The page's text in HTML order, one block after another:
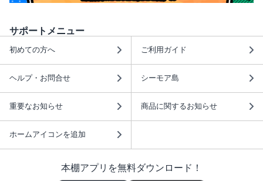
サポートメニュー
初めての方へ ご利用ガイド
ヘルプ・お問合せ シーモア島
重要なお知らせ 商品に関するお知らせ
ホームアイコンを追加
本棚アプリを無料ダウンロード！